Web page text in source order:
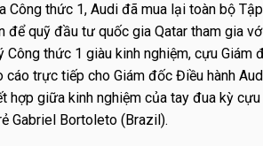
Công thức 1, Audi đã mua lại toàn bộ
để quỹ đầu tư quốc gia Qatar tham gia
Công thức 1 giàu kinh nghiệm, cựu
cáo trực tiếp cho Giám đốc Điều hành
hợp giữa kinh nghiệm của tay đua kỳ
Gabriel Bortoleto (Brazil).